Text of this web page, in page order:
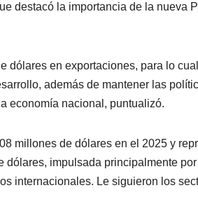
destacó la importancia de la nueva
dólares en exportaciones, para lo
además de mantener las
economía nacional, puntualizó.
millones de dólares en el 2025 y
impulsada principalmente
internacionales. Le siguieron los